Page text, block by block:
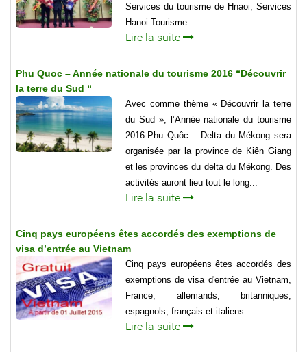
Services du tourisme de Hnaoi, Services
Hanoi Tourisme
Lire la suite
Phu Quoc – Année nationale du tourisme 2016 “Découvrir
la terre du Sud “
Avec comme thème « Découvrir la terre
du Sud », l’Année nationale du tourisme
2016-Phu Quôc – Delta du Mékong sera
organisée par la province de Kiên Giang
et les provinces du delta du Mékong. Des
activités auront lieu tout le long...
Lire la suite
Cinq pays européens êtes accordés des exemptions de
visa d’entrée au Vietnam
Cinq pays européens êtes accordés des
exemptions de visa d'entrée au Vietnam,
France, allemands, britanniques,
espagnols, français et italiens
Lire la suite